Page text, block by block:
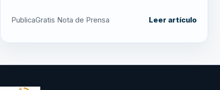
PublicaGratis Nota de Prensa Leer artículo